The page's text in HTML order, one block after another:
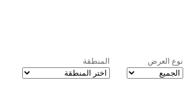
نوع العرض المنطقة